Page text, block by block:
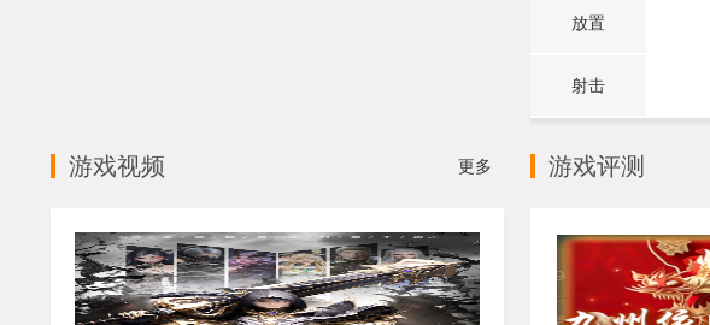
放置
射击
游戏视频 更多 游戏评测